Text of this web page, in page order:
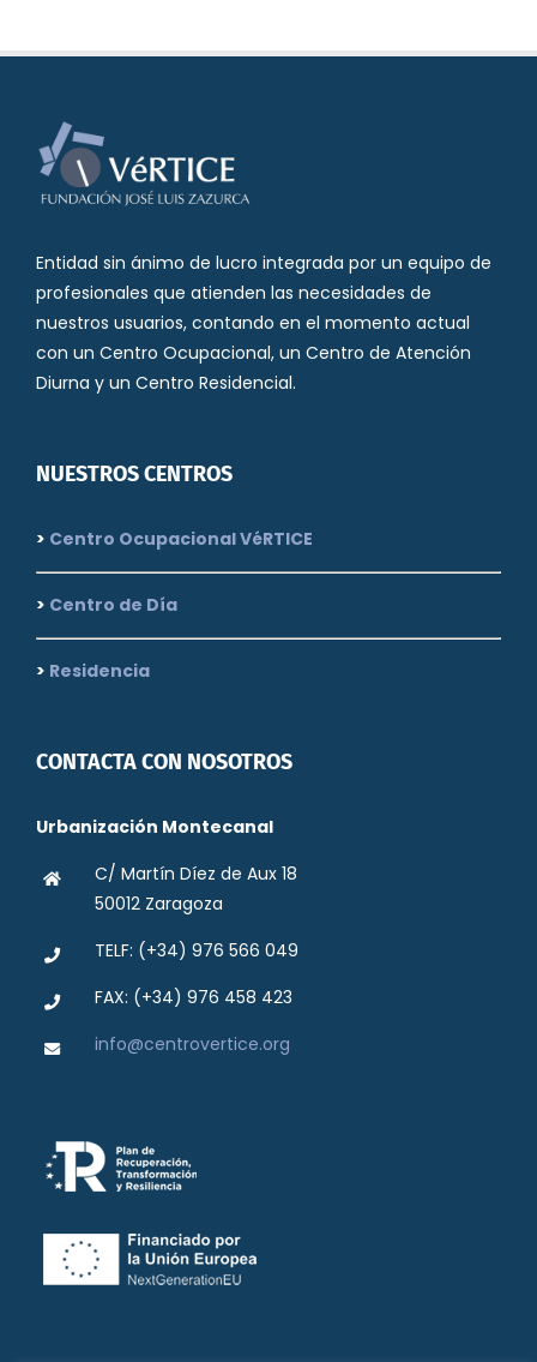
Entidad sin ánimo de lucro integrada por un equipo de
profesionales que atienden las necesidades de
nuestros usuarios, contando en el momento actual
con un Centro Ocupacional, un Centro de Atención
Diurna y un Centro Residencial.
NUESTROS CENTROS
> Centro Ocupacional VéRTICE
> Centro de Día
> Residencia
CONTACTA CON NOSOTROS
Urbanización Montecanal
C/ Martín Díez de Aux 18
50012 Zaragoza
TELF: (+34) 976 566 049
FAX: (+34) 976 458 423
info@centrovertice.org